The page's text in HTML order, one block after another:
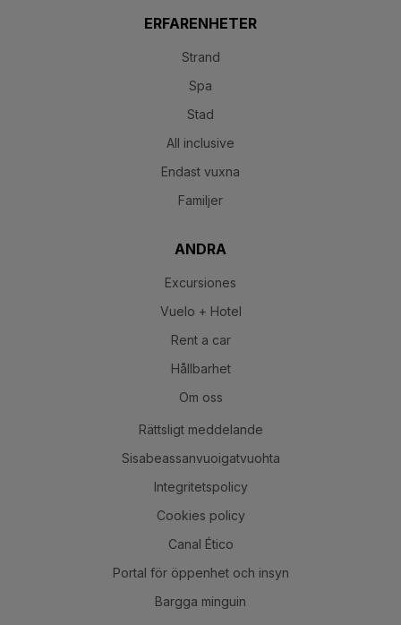
ERFARENHETER
Strand
Spa
Stad
All inclusive
Endast vuxna
Familjer
ANDRA
Excursiones
Vuelo + Hotel
Rent a car
Hållbarhet
Om oss
Rättsligt meddelande
Sisabeassanvuoigatvuohta
Integritetspolicy
Cookies policy
Canal Ético
Portal för öppenhet och insyn
Bargga minguin